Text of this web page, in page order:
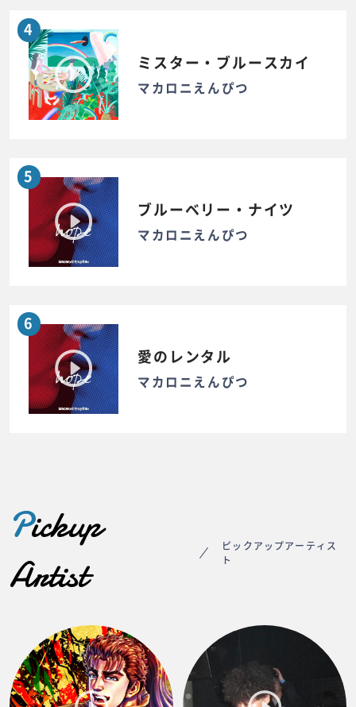
4
ミスター・ブルースカイ
マカロニえんぴつ
5
ブルーベリー・ナイツ
マカロニえんぴつ
6
愛のレンタル
マカロニえんぴつ
Pickup
Artist
ピックアップアーティス
ト